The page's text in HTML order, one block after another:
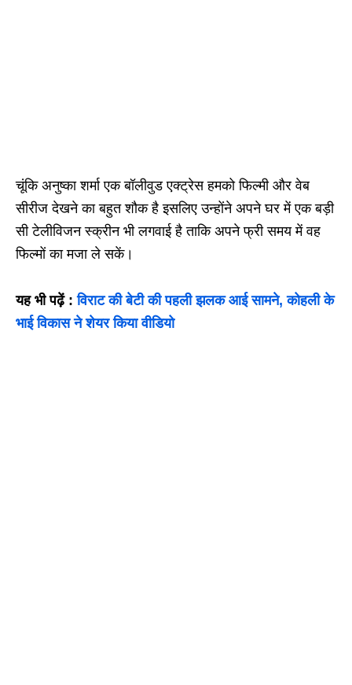
चूंकि अनुष्का शर्मा एक बॉलीवुड एक्ट्रेस हमको फिल्मी और वेब
सीरीज देखने का बहुत शौक है इसलिए उन्होंने अपने घर में एक बड़ी
सी टेलीविजन स्क्रीन भी लगवाई है ताकि अपने फ्री समय में वह
फिल्मों का मजा ले सकें।
यह भी पढ़ें :विराट की बेटी की पहली झलक आई सामने, कोहली के
भाई विकास ने शेयर किया वीडियो